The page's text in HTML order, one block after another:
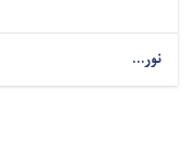
نور...